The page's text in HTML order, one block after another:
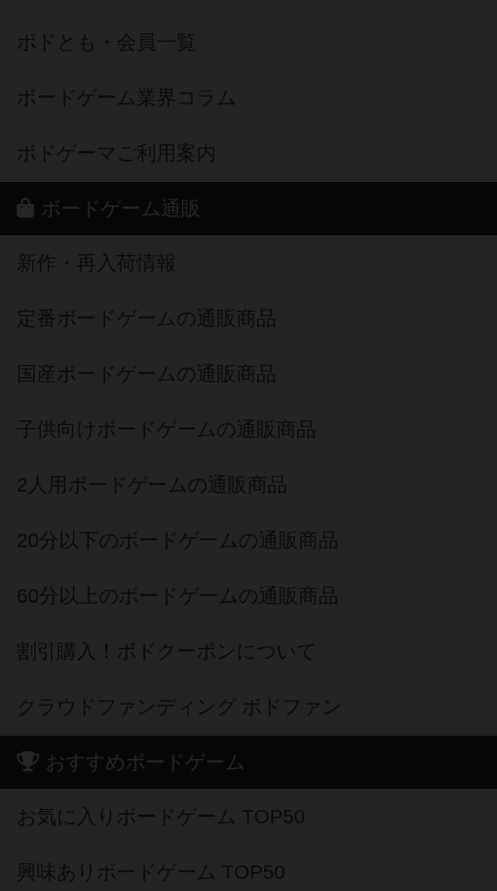
ボドとも・会員一覧
ボードゲーム業界コラム
ボドゲーマご利用案内
ボードゲーム通販
新作・再入荷情報
定番ボードゲームの通販商品
国産ボードゲームの通販商品
子供向けボードゲームの通販商品
2人用ボードゲームの通販商品
20分以下のボードゲームの通販商品
60分以上のボードゲームの通販商品
割引購入！ボドクーポンについて
クラウドファンディング ボドファン
おすすめボードゲーム
お気に入りボードゲーム TOP50
興味ありボードゲーム TOP50